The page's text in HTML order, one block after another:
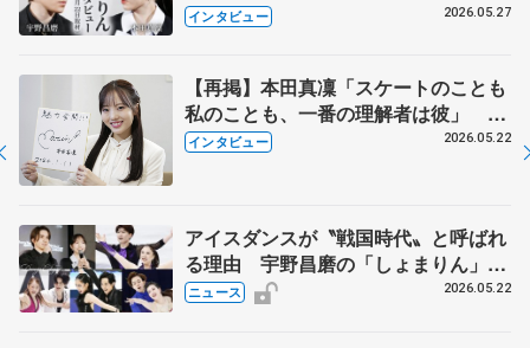
田真凜の覚悟
インタビュー 2026.05.27
【再掲】本田真凜「スケートのことも
私のことも、一番の理解者は彼」 引
退時の単独インタビューで語った競技
インタビュー 2026.05.22
アイスダンスが〝戦国時代〟と呼ばれ
る理由 宇野昌磨の「しょまりん」ら
実力者が相次いで参戦 国内の競争激
ニュース 2026.05.22